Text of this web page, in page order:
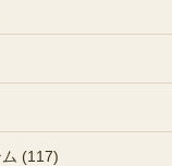
(117)